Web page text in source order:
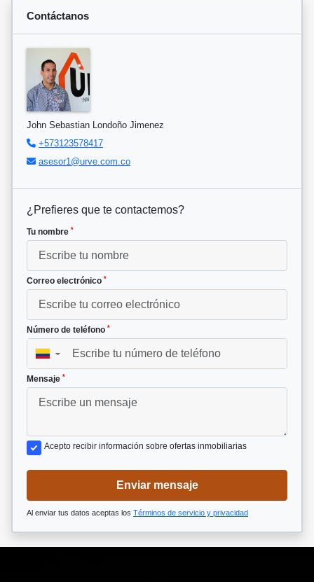
Contáctanos
John Sebastian Londoño Jimenez
+573123578417
asesor1@urve.com.co
¿Prefieres que te contactemos?
Tu nombre *
Correo electrónico *
Número de teléfono *
▼
Mensaje *
Acepto recibir información sobre ofertas inmobiliarias
Enviar mensaje
Al enviar tus datos aceptas los Términos de servicio y privacidad